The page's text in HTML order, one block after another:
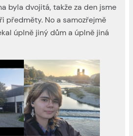
byla dvojitá, takže za den jsme
předměty. No a samozřejmě
úplně jiný dům a úplně jiná